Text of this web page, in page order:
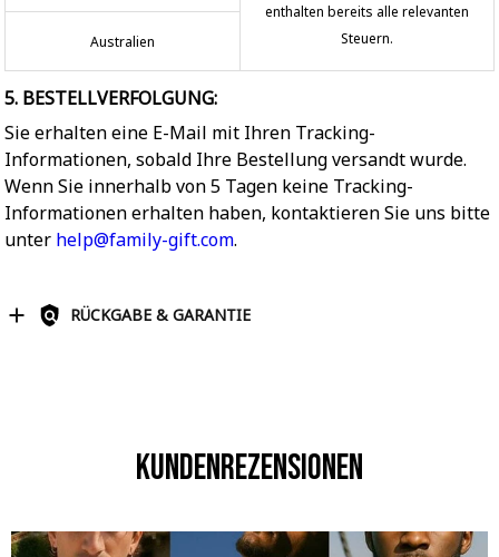
enthalten bereits alle relevanten
Steuern.
Australien
5. BESTELLVERFOLGUNG:
Sie erhalten eine E-Mail mit Ihren Tracking-
Informationen, sobald Ihre Bestellung versandt wurde.
Wenn Sie innerhalb von 5 Tagen keine Tracking-
Informationen erhalten haben, kontaktieren Sie uns bitte
unter help@family-gift.com.
RÜCKGABE & GARANTIE
Kundenrezensionen